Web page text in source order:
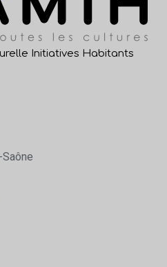
Initiatives Habitants